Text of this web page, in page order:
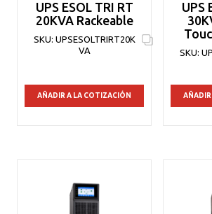
UPS ESOL TRI RT
20KVA Rackeable
SKU: UPSESOLTRIRT20K
VA
AÑADIR A LA COTIZACIÓN
UPS
SKU: